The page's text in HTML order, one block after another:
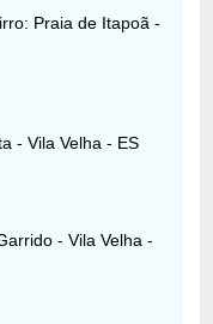
Praia de Itapoã -
- Vila Velha - ES
- Vila Velha -